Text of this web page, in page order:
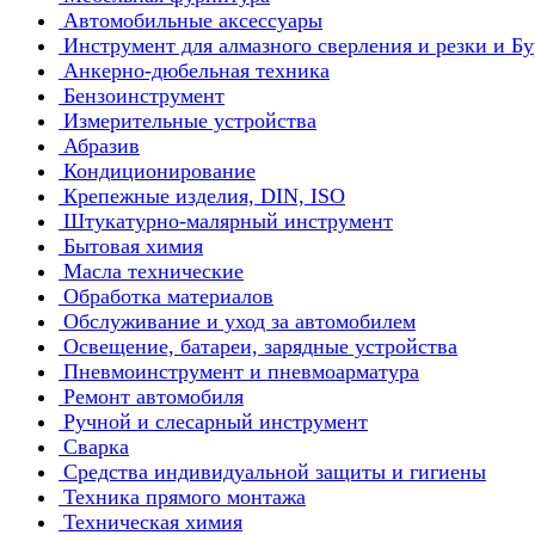
Автомобильные аксессуары
Инструмент для алмазного сверления и резки и
Анкерно-дюбельная техника
Бензоинструмент
Измерительные устройства
Абразив
Кондиционирование
Крепежные изделия, DIN, ISO
Штукатурно-малярный инструмент
Бытовая химия
Масла технические
Обработка материалов
Обслуживание и уход за автомобилем
Освещение, батареи, зарядные устройства
Пневмоинструмент и пневмоарматура
Ремонт автомобиля
Ручной и слесарный инструмент
Сварка
Средства индивидуальной защиты и гигиены
Техника прямого монтажа
Техническая химия